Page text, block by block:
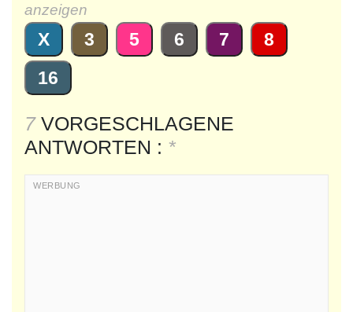
anzeigen
X 3 5 6 7
8
16
7VORGESCHLAGENE
ANTWORTEN : *